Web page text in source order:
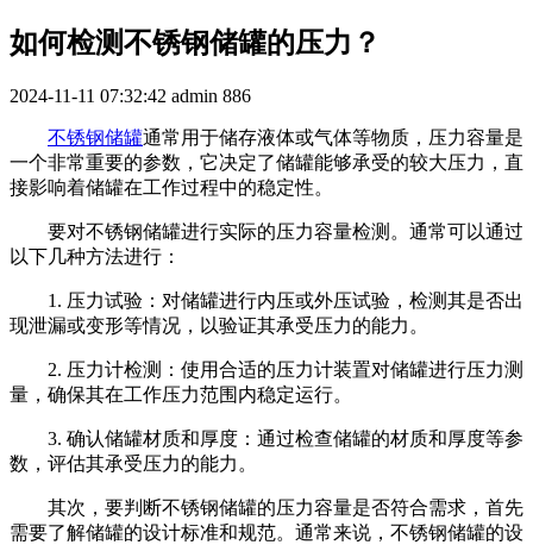
如何检测不锈钢储罐的压力？
2024-11-11 07:32:42 admin 886
不锈钢储罐通常用于储存液体或气体等物质，压力容量是
一个非常重要的参数，它决定了储罐能够承受的较大压力，直
接影响着储罐在工作过程中的稳定性。
要对不锈钢储罐进行实际的压力容量检测。通常可以通过
以下几种方法进行：
1. 压力试验：对储罐进行内压或外压试验，检测其是否出
现泄漏或变形等情况，以验证其承受压力的能力。
2. 压力计检测：使用合适的压力计装置对储罐进行压力测
量，确保其在工作压力范围内稳定运行。
3. 确认储罐材质和厚度：通过检查储罐的材质和厚度等参
数，评估其承受压力的能力。
其次，要判断不锈钢储罐的压力容量是否符合需求，首先
需要了解储罐的设计标准和规范。通常来说，不锈钢储罐的设